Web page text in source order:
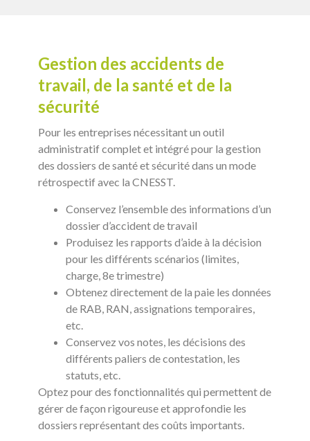
Gestion des accidents de
travail, de la santé et de la
sécurité
Pour les entreprises nécessitant un outil
administratif complet et intégré pour la gestion
des dossiers de santé et sécurité dans un mode
rétrospectif avec la CNESST.
Conservez l’ensemble des informations d’un
dossier d’accident de travail
Produisez les rapports d’aide à la décision
pour les différents scénarios (limites,
charge, 8e trimestre)
Obtenez directement de la paie les données
de RAB, RAN, assignations temporaires,
etc.
Conservez vos notes, les décisions des
différents paliers de contestation, les
statuts, etc.
Optez pour des fonctionnalités qui permettent de
gérer de façon rigoureuse et approfondie les
dossiers représentant des coûts importants.